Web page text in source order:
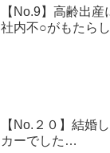
【No.9】高齢出産
社内不○がもたら
【No.２０】結婚
カーでした…